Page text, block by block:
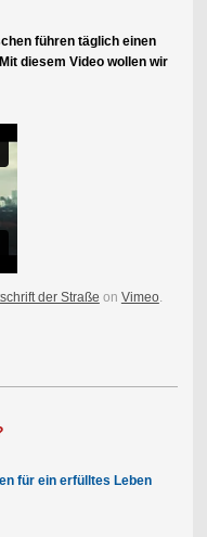
führen täglich einen
diesem Video wollen wir
der Straße on Vimeo.
für ein erfülltes Leben